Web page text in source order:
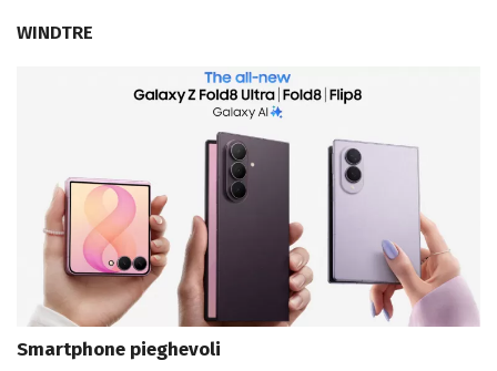
WINDTRE
Smartphone pieghevoli